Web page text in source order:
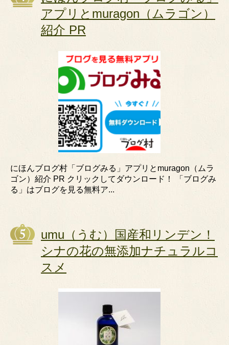
アプリとmuragon（ムラゴン）
紹介 PR
にほんブログ村「ブログみる」アプリとmuragon（ムラ
ゴン）紹介 PR クリックしてダウンロード！ 「ブログみ
る」はブログを見る無料ア...
umu（うむ）国産和リンデン！
シナの花の無添加ナチュラルコ
スメ